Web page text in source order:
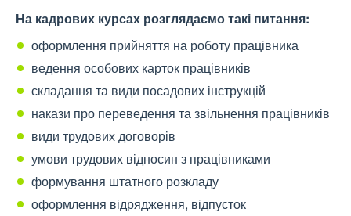
На кадрових курсах розглядаємо такі питання:
оформлення прийняття на роботу працівника
ведення особових карток працівників
складання та види посадових інструкцій
накази про переведення та звільнення працівників
види трудових договорів
умови трудових відносин з працівниками
формування штатного розкладу
оформлення відрядження, відпусток